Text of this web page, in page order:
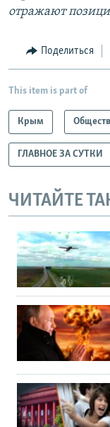
отражают
Поделиться
This item is part of
Крым
ГЛАВНОЕ ЗА СУТКИ
ЧИТАЙТЕ